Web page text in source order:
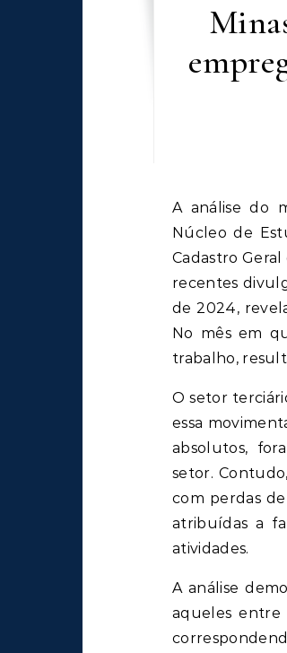
A análise do mercado de trabalho formal em Minas Gerais, realizada pelo
Núcleo de
Cadastro
recentes
de 2024,
No mês em
trabalho,
O setor
essa
absolutos,
setor.
com perdas
atribuídas a
atividades.
A análise
aqueles entre